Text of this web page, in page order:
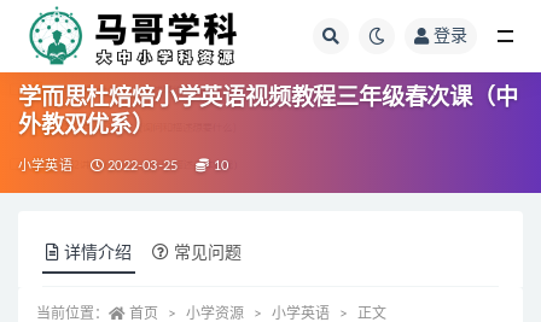
登录
学而思杜焙焙小学英语视频教程三年级春次课（中
外教双优系）
小学英语 2022-03-25 10
详情介绍 常见问题
当前位置： 首页 小学资源 小学英语 正文
全部